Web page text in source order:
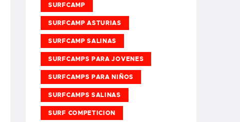
SURFCAMP
SURFCAMP ASTURIAS
SURFCAMP SALINAS
SURFCAMPS PARA JOVENES
SURFCAMPS PARA NIÑOS
SURFCAMPS SALINAS
SURF COMPETICION